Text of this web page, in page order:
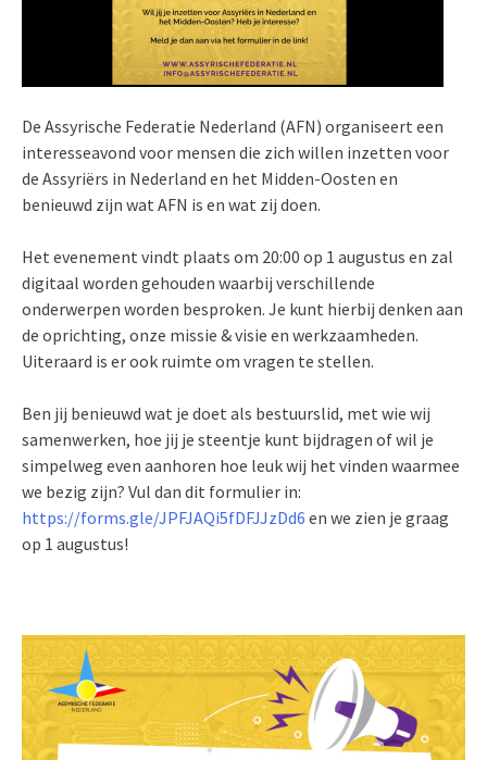
De Assyrische Federatie Nederland (AFN) organiseert een
interesseavond voor mensen die zich willen inzetten voor
de Assyriërs in Nederland en het Midden-Oosten en
benieuwd zijn wat AFN is en wat zij doen.
Het evenement vindt plaats om 20:00 op 1 augustus en zal
digitaal worden gehouden waarbij verschillende
onderwerpen worden besproken. Je kunt hierbij denken aan
de oprichting, onze missie & visie en werkzaamheden.
Uiteraard is er ook ruimte om vragen te stellen.
Ben jij benieuwd wat je doet als bestuurslid, met wie wij
samenwerken, hoe jij je steentje kunt bijdragen of wil je
simpelweg even aanhoren hoe leuk wij het vinden waarmee
we bezig zijn? Vul dan dit formulier in:
https://forms.gle/JPFJAQi5fDFJJzDd6 en we zien je graag
op 1 augustus!